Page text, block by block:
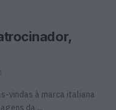
0
vindas à marca italiana
da ...